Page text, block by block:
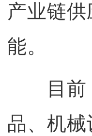
产业链
能。
目前，
品、机